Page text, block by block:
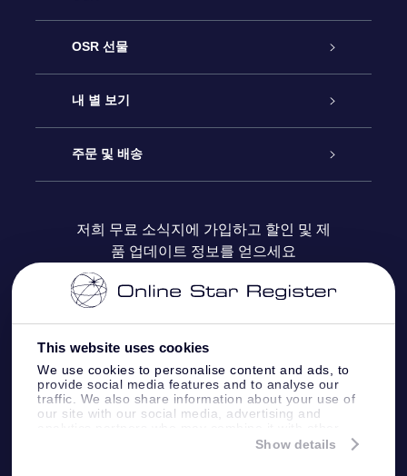
This website uses cookies
We use cookies to personalise content and ads, to
provide social media features and to analyse our
traffic. We also share information about your use of
our site with our social media, advertising and
information that you’ve provided to them or that
Show details
고객 서비스
연락처
블로그
OSR 선물
온라인 별 선물
OSR 선물 팩
OSR 상품권
기업 선물
내 별 보기
Star Register
맞춤 별 페이지
One Million Stars
Fly me to the stars VR 앱
주문 및 배송
결제 정보
배송 정보
환불 정책
별자리
저희 무료 소식지에 가입하고 할인 및 제
품 업데이트 정보를 얻으세요